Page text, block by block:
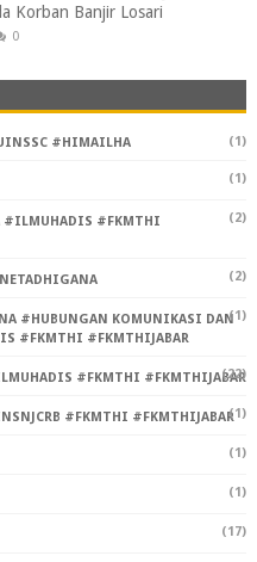
Korban Banjir Losari
0
#HIMAILHA (1)
(1)
#ILMUHADIS #FKMTHI
(2)
(2)
#HUBUNGAN KOMUNIKASI DAN
#FKMTHI #FKMTHIJABAR
(1)
#FKMTHI #FKMTHIJABAR
(22)
#FKMTHI #FKMTHIJABAR(1)
(1)
(1)
(17)